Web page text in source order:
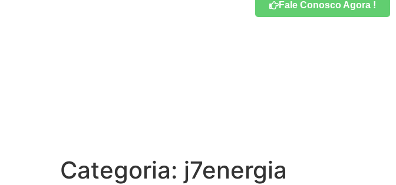
Fale Conosco Agora !
Categoria: j7energia